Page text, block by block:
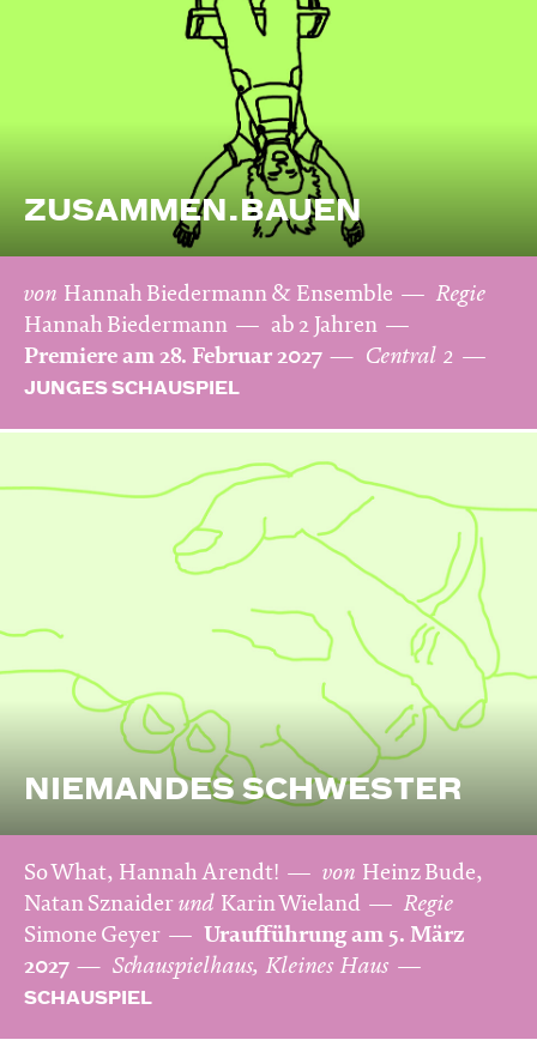
ZUSAMMEN.BAUEN
von Hannah Biedermann & Ensemble
Regie
Hannah Biedermann
ab 2 Jahren
Premiere am 28. Februar 2027
Central 2
JUNGES SCHAUSPIEL
NIEMANDES SCHWESTER
So What, Hannah Arendt! von Heinz Bude,
Natan Sznaider und Karin Wieland
Regie
Simone Geyer
Uraufführung am 5. März
2027
Schauspielhaus, Kleines Haus
SCHAUSPIEL